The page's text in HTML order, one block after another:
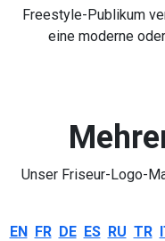
Freestyle-Publikum
eine moderne
Unser Friseur-Logo-
EN FR DE ES RU TR